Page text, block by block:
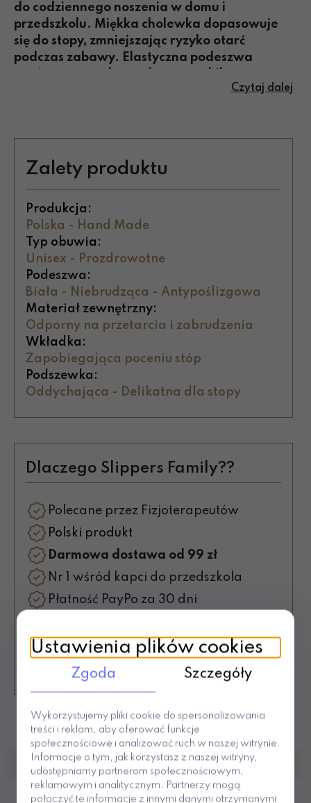
do codziennego noszenia w domu i
przedszkolu. Miękka cholewka dopasowuje
się do stopy, zmniejszając ryzyko otarć
podczas zabawy. Elastyczna podeszwa
gładkich powierzchniach. Oddychające
dodaje charakteru i zachęca do
samodzielnego zakładania. Praktyczne
zapięcie ułatwia szybkie dopasowanie.
Model Cz Pantera łączy estetykę z
funkcjonalnością, dlatego sprawdzi się
podczas nauki, zabawy i odpoczynku,
zapewniając wygodę oraz bezpieczny krok
każdego dnia. Materiały przyjazne skórze
wspierają higienę stóp, a solidne
wykończenie ułatwia pielęgnację i
utrzymanie porządku w szatni. To praktyczny
wybór dla rodziców dbających o zdrowy
rozwój. Sprawdzi się przez cały rok w
codziennym użytkowaniu dziecka zawsze i
komfort na co dzień.
Czytaj dalej
Dlaczego Slippers Family??
Polecane przez Fizjoterapeutów
Polski produkt
Darmowa dostawa od 99 zł
Nr 1 wśród kapci do przedszkola
Płatność PayPo za 30 dni
Ponad 10 lat na rynku
Sprzedaż ponad 537 tys par
Zalety produktu
Produkcja:
Polska - Hand Made
Typ obuwia:
Unisex - Prozdrowotne
Podeszwa:
Biała - Niebrudząca - Antypoślizgowa
Materiał zewnętrzny:
Odporny na przetarcia i zabrudzenia
Wkładka:
Zapobiegająca poceniu stóp
Podszewka:
Oddychająca - Delikatna dla stopy
Ustawienia plików cookies
Zgoda Szczegóły
Wykorzystujemy pliki cookie do spersonalizowania
treści i reklam, aby oferować funkcje
społecznościowe i analizować ruch w naszej witrynie.
Informacje o tym, jak korzystasz z naszej witryny,
udostępniamy partnerom społecznościowym,
reklamowym i analitycznym. Partnerzy mogą
połączyć te informacje z innymi danymi otrzymanymi